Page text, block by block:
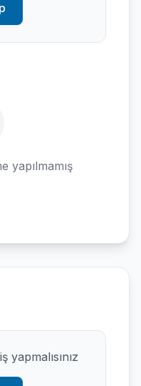
yapılmamış
yapmalısınız